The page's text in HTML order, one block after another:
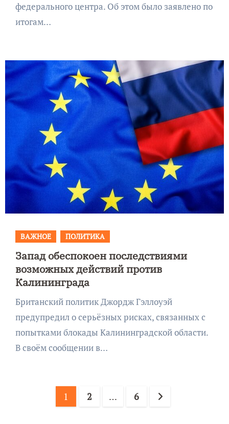
федерального центра. Об этом было заявлено по
итогам…
ВАЖНОЕ ПОЛИТИКА
Запад обеспокоен последствиями
возможных действий против
Калининграда
Британский политик Джордж Гэллоуэй
предупредил о серьёзных рисках, связанных с
попытками блокады Калининградской области.
В своём сообщении в…
Пагинация
1 2 … 6